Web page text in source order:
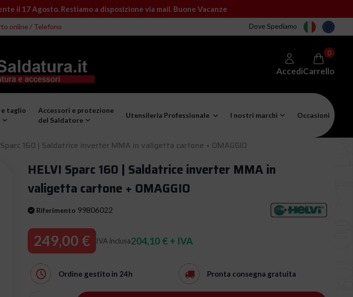
il 17 Agosto. Restiamo a disposizione via mail. Buone Vacanze
online / Telefono Dove Spediamo
AccediCarrello
0
taglio
Accessori e protezione
del Saldatore
Utensileria Professionale I nostri marchi Occasioni
Sparc 160 | Saldatrice inverter MMA in valigetta cartone + OMAGGIO
HELVI Sparc 160 | Saldatrice inverter MMA in
valigetta cartone + OMAGGIO
Riferimento 99806022
249,00 € IVA inclusa204,10 € + IVA
Ordine gestito in 24h Pronta consegna gratuita